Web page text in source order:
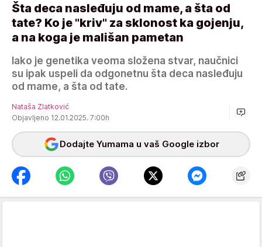
Šta deca nasleđuju od mame, a šta od
tate? Ko je "kriv" za sklonost ka gojenju,
a na koga je mališan pametan
Iako je genetika veoma složena stvar, naučnici
su ipak uspeli da odgonetnu šta deca nasleđuju
od mame, a šta od tate.
Nataša Zlatković
Objavljeno 12.01.2025. 7:00h
Dodajte Yumama u vaš Google izbor